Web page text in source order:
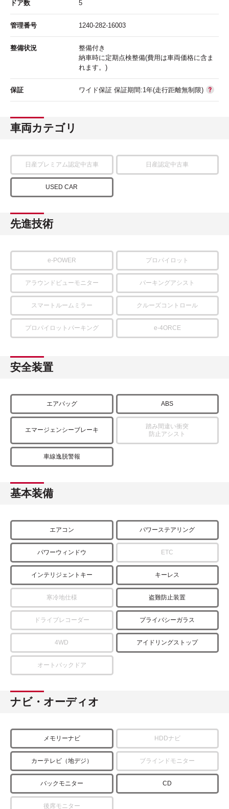
ドア数 5
管理番号 1240-282-16003
整備状況
整備付き
納車時に定期点検整備(費用は車両価格に含ま
れます。)
保証 ワイド保証 保証期間:1年(走行距離無制限)
車両カテゴリ
日産プレミアム認定中古車 日産認定中古車
USED CAR
先進技術
e-POWER プロパイロット
アラウンドビューモニター パーキングアシスト
スマートルームミラー クルーズコントロール
プロパイロットパーキング e-4ORCE
安全装置
エアバッグ ABS
エマージェンシーブレーキ
踏み間違い衝突
防止アシスト
車線逸脱警報
基本装備
エアコン パワーステアリング
パワーウィンドウ ETC
インテリジェントキー キーレス
寒冷地仕様 盗難防止装置
ドライブレコーダー プライバシーガラス
4WD アイドリングストップ
オートバックドア
ナビ・オーディオ
メモリーナビ HDDナビ
カーテレビ（地デジ） ブラインドモニター
バックモニター CD
後席モニター